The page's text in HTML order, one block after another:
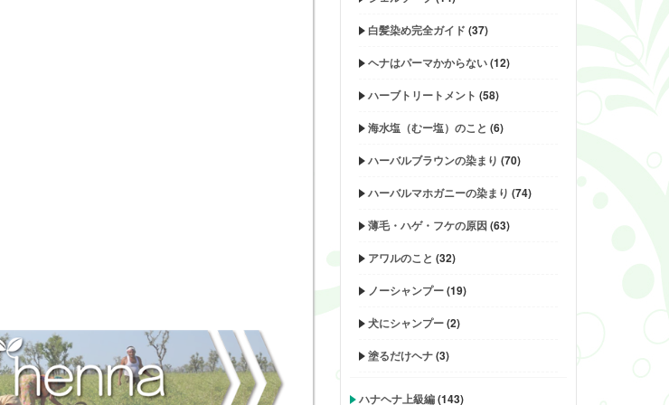
白髪染め完全ガイド (37)
ヘナはパーマかからない(12)
ハーブトリートメント (58)
海水塩（むー塩）のこと (6)
ハーバルブラウンの染まり (70)
ハーバルマホガニーの染まり (74)
薄毛・ハゲ・フケの原因(63)
アワルのこと (32)
ノーシャンプー(19)
犬にシャンプー(2)
塗るだけヘナ(3)
ハナヘナ上級編(143)